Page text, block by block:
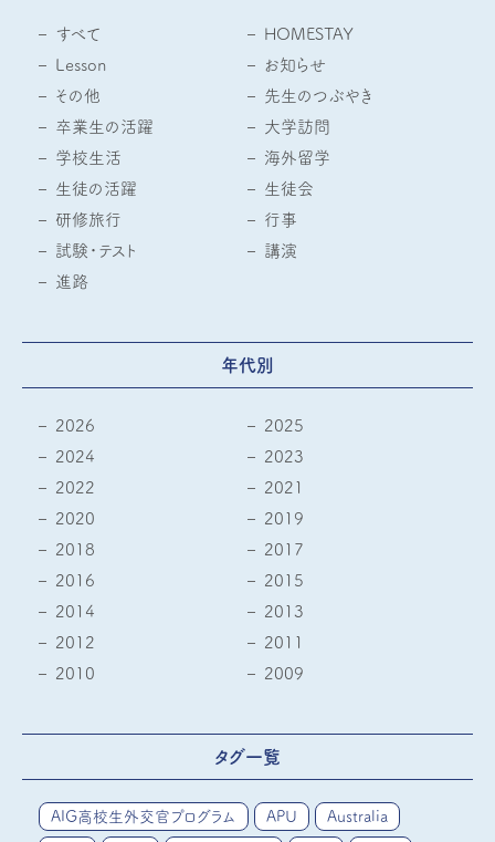
すべて
HOMESTAY
Lesson
お知らせ
その他
先生のつぶやき
卒業生の活躍
大学訪問
学校生活
海外留学
生徒の活躍
生徒会
研修旅行
行事
試験・テスト
講演
進路
年代別
2026
2025
2024
2023
2022
2021
2020
2019
2018
2017
2016
2015
2014
2013
2012
2011
2010
2009
タグ一覧
AIG高校生外交官プログラム APU Australia